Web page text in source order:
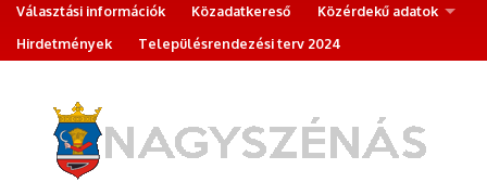
Választási információk
Közadatkereső
Közérdekű adatok
Hirdetmények
Településrendezési terv 2024